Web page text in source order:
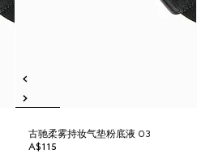
古驰柔雾持妆气垫粉底液 03
A$115